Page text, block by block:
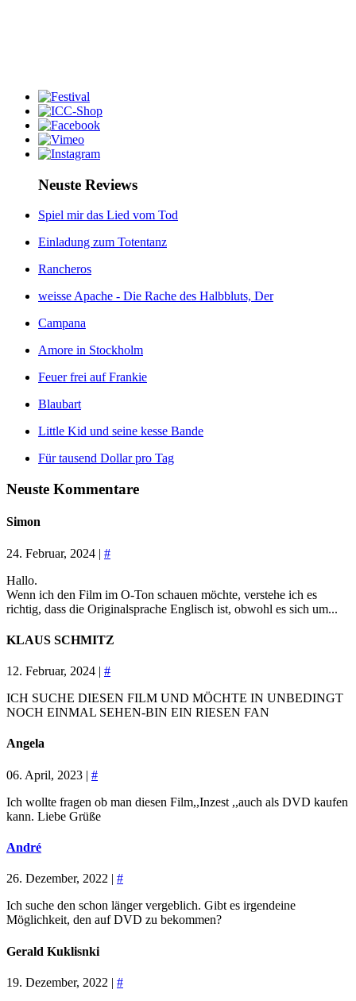
Neuste Reviews
Spiel mir das Lied vom Tod
Einladung zum Totentanz
Rancheros
weisse Apache - Die Rache des Halbbluts, Der
Campana
Amore in Stockholm
Feuer frei auf Frankie
Blaubart
Little Kid und seine kesse Bande
Für tausend Dollar pro Tag
Neuste Kommentare
Simon
24. Februar, 2024 | #
Hallo.
Wenn ich den Film im O-Ton schauen möchte, verstehe ich es
richtig, dass die Originalsprache Englisch ist, obwohl es sich um...
KLAUS SCHMITZ
12. Februar, 2024 | #
ICH SUCHE DIESEN FILM UND MÖCHTE IN UNBEDINGT
NOCH EINMAL SEHEN-BIN EIN RIESEN FAN
Angela
06. April, 2023 | #
Ich wollte fragen ob man diesen Film,,Inzest ,,auch als DVD kaufen
kann. Liebe Grüße
André
26. Dezember, 2022 | #
Ich suche den schon länger vergeblich. Gibt es irgendeine
Möglichkeit, den auf DVD zu bekommen?
Gerald Kuklisnki
19. Dezember, 2022 | #